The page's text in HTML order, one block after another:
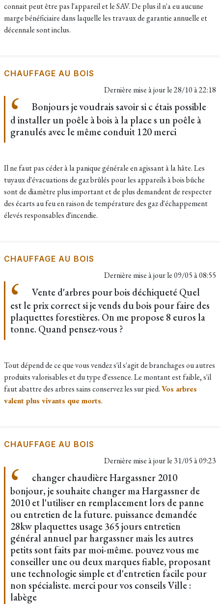
connait peut être pas l'appareil et le SAV. De plus il n'a eu aucune
marge bénéficiaire dans laquelle les travaux de garantie annuelle et
décennale sont inclus.
CHAUFFAGE AU BOIS
Dernière mise à jour le28/10 à 22:18
Bonjours je voudrais savoir si c étais possible
d installer un poêle à bois à la place s un poêle à
granulés avec le même conduit 120 merci
Il ne faut pas céder à la panique générale en agissant à la hâte. Les
tuyaux d'évacuations de gaz brûlés pour les appareils à bois bûche
sont de diamètre plus important et de plus demandent de respecter
des écarts au feu en raison de température des gaz d'échappement
élevés responsables d'incendie.
CHAUFFAGE AU BOIS
Dernière mise à jour le09/05 à 08:55
Vente d'arbres pour bois déchiqueté Quel
est le prix correct si je vends du bois pour faire des
plaquettes forestières. On me propose 8 euros la
tonne. Quand pensez-vous ?
Tout dépend de ce que vous vendez s'il s'agit de branchages ou autres
produits valorisables et du type d'essence. Le montant est faible, s'il
faut abattre des arbres sains conservez les sur pied.Vos arbres
valent plus vivants que morts.
CHAUFFAGE AU BOIS
Dernière mise à jour le 31/05 à 09:23
changer chaudière Hargassner 2010
bonjour, je souhaite changer ma Hargassner de
2010 et l'utiliser en remplacement lors de panne
ou entretien de la future. puissance demandée
28kw plaquettes usage 365 jours entretien
général annuel par hargassner mais les autres
petits sont faits par moi-même. pouvez vous me
conseiller une ou deux marques fiable, proposant
une technologie simple et d'entretien facile pour
non spécialiste. merci pour vos conseils Ville :
labège